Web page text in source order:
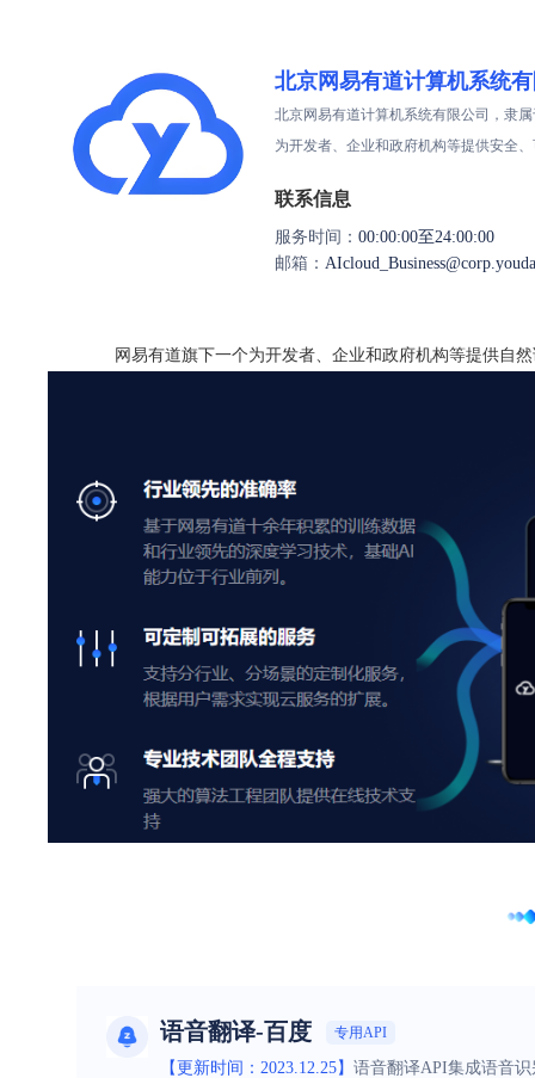
北京网易有道计算机系统
北京网易有道计算机系统有限公司，隶
为开发者、企业和政府机构等提供安全
联系信息
服务时间：00:00:00至24:00:00
邮箱：
网易有道旗下一个为开发者、企业和政府机构等提供自
语音翻译-百度 专用API
【更新时间：2023.12.25】 语音翻译API集成语音